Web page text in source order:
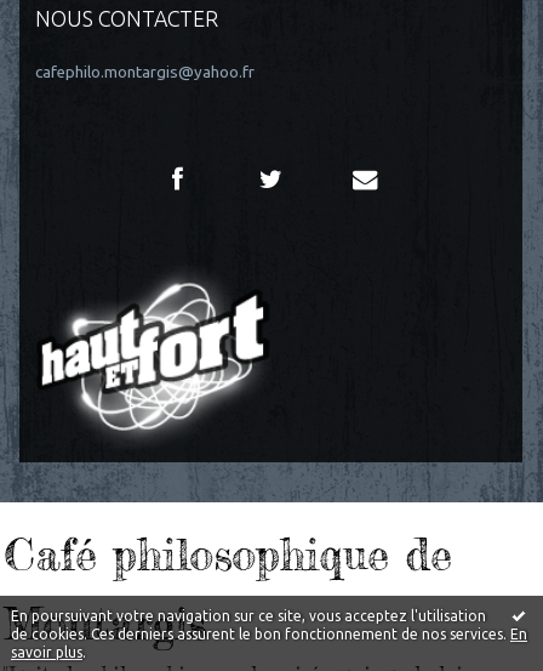
En poursuivant votre navigation sur ce site, vous acceptez l'utilisation
de cookies. Ces derniers assurent le bon fonctionnement de nos services. En
savoir plus.
NOUS CONTACTER
cafephilo.montargis@yahoo.fr
Café philosophique de
Montargis